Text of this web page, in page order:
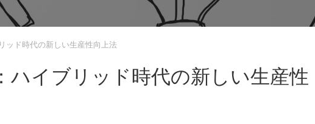
ッド時代の新しい生産性向上法
ハイブリッド時代の新しい生産性